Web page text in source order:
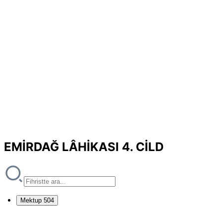
EMİRDAĞ LÂHİKASI 4. CİLD
Mektup 504